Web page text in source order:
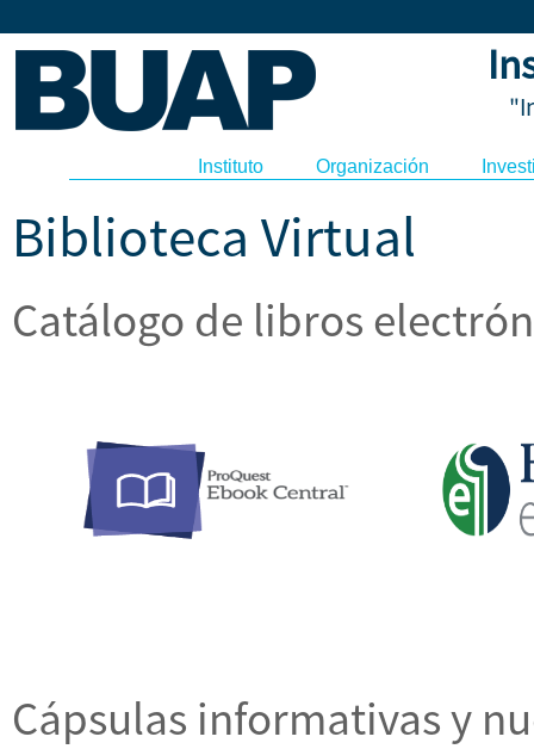
Instituto Organización
Biblioteca Virtual
Catálogo de libros
Cápsulas informativas y